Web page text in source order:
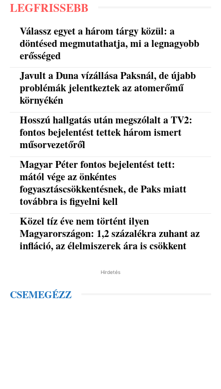
LEGFRISSEBB
Válassz egyet a három tárgy közül: a
döntésed megmutathatja, mi a legnagyobb
erősséged
Javult a Duna vízállása Paksnál, de újabb
problémák jelentkeztek az atomerőmű
környékén
Hosszú hallgatás után megszólalt a TV2:
fontos bejelentést tettek három ismert
műsorvezetőről
Magyar Péter fontos bejelentést tett:
mától vége az önkéntes
fogyasztáscsökkentésnek, de Paks miatt
továbbra is figyelni kell
Közel tíz éve nem történt ilyen
Magyarországon: 1,2 százalékra zuhant az
infláció, az élelmiszerek ára is csökkent
Hirdetés
CSEMEGÉZZ